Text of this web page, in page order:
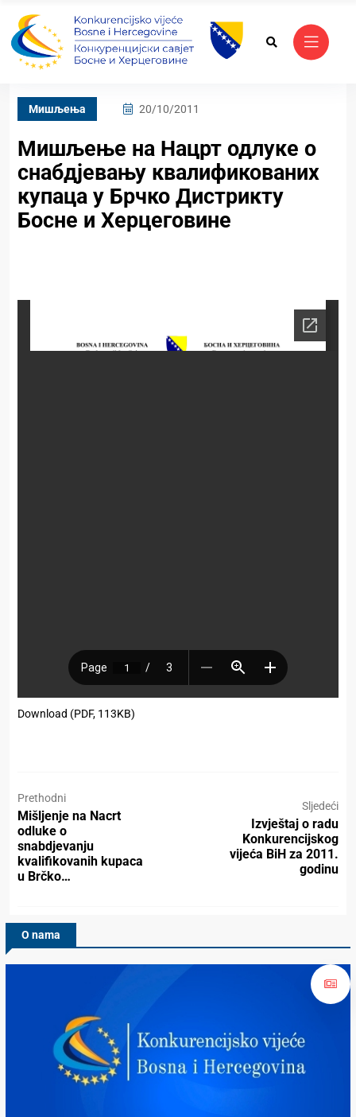
Mишљења 20/10/2011
Мишљење на Нацрт одлуке о
снабдјевању квалификованих
купаца у Брчко Дистрикту
Босне и Херцеговине
Download (PDF, 113KB)
Prethodni
Mišljenje na Nacrt
odluke o
snabdjevanju
kvalifikovanih kupaca
u Brčko…
Sljedeći
Izvještaj o radu
Konkurencijskog
vijeća BiH za 2011.
godinu
O nama